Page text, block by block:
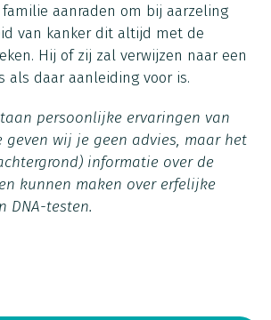
aanraden om bij aarzeling
van kanker dit altijd met de
Hij of zij zal verwijzen naar een
als daar aanleiding voor is.
persoonlijke ervaringen van
geven wij je geen advies, maar het
informatie over de
kunnen maken over erfelijke
DNA-testen.